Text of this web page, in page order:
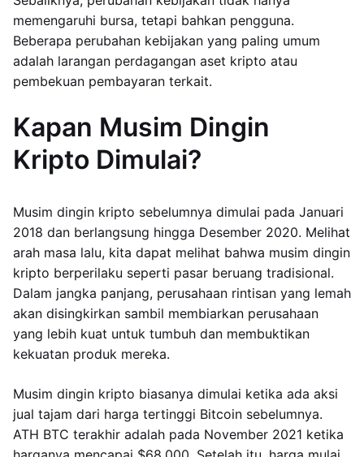
memengaruhi bursa, tetapi bahkan pengguna.
Beberapa perubahan kebijakan yang paling umum
adalah larangan perdagangan aset kripto atau
pembekuan pembayaran terkait.
Kapan Musim Dingin
Kripto Dimulai?
Musim dingin kripto sebelumnya dimulai pada Januari
2018 dan berlangsung hingga Desember 2020. Melihat
arah masa lalu, kita dapat melihat bahwa musim dingin
kripto berperilaku seperti pasar beruang tradisional.
Dalam jangka panjang, perusahaan rintisan yang lemah
akan disingkirkan sambil membiarkan perusahaan
yang lebih kuat untuk tumbuh dan membuktikan
kekuatan produk mereka.
Musim dingin kripto biasanya dimulai ketika ada aksi
jual tajam dari harga tertinggi Bitcoin sebelumnya.
ATH BTC terakhir adalah pada November 2021 ketika